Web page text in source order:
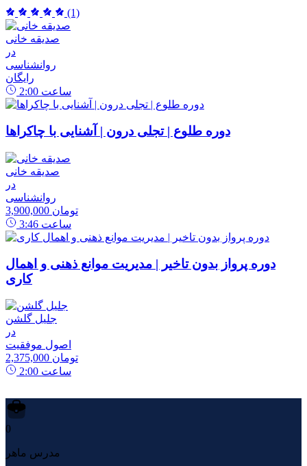
(1)
صدیقه خانی
در
روانشناسی
رایگان
2:00 ساعت
دوره طلوع | تجلی درون | آشنایی با چاکراها
صدیقه خانی
در
روانشناسی
3,900,000 تومان
3:46 ساعت
دوره پرواز بدون تاخیر | مدیریت موانع ذهنی و اهمال
کاری
جلیل گلشن
در
اصول موفقیت
2,375,000 تومان
2:00 ساعت
0
مدرس ماهر